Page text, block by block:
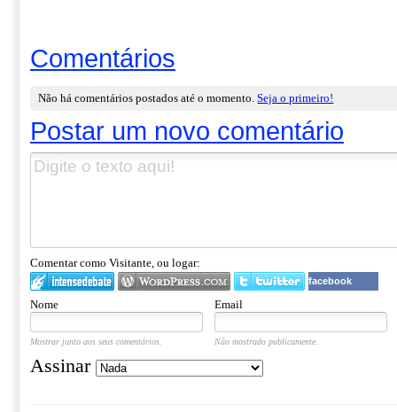
Comentários
Não há comentários postados até o momento.Seja o primeiro!
Postar um novo comentário
Comentar como Visitante, ou logar:
facebook
Nome Email
Mostrar junto aos seus comentários. Não mostrado publicamente.
Assinar